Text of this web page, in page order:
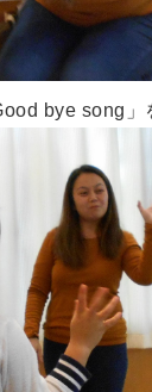
bye song」